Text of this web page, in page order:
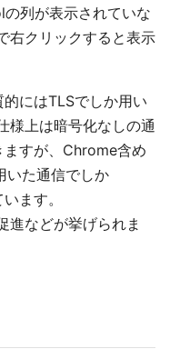
列が表示されていな
右クリックすると表示
にはTLSでしか用い
様上は暗号化なしの通
すが、Chrome含め
いた通信でしか
ます。
進などが挙げられま